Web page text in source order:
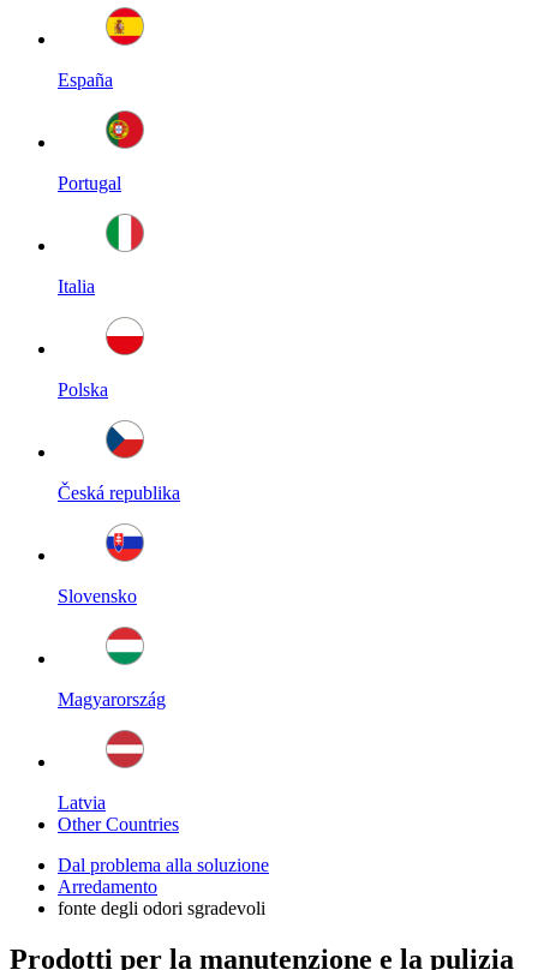
España
Portugal
Italia
Polska
Česká republika
Slovensko
Magyarország
Latvia
Other Countries
Dal problema alla soluzione
Arredamento
fonte degli odori sgradevoli
Prodotti per la manutenzione e la pulizia